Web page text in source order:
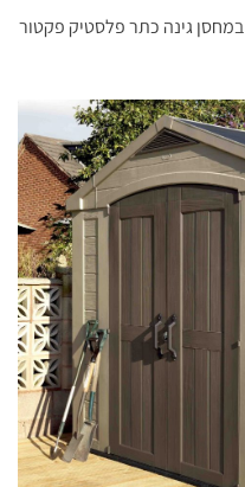
במחסן גינה כתר פלסטיק פקטור